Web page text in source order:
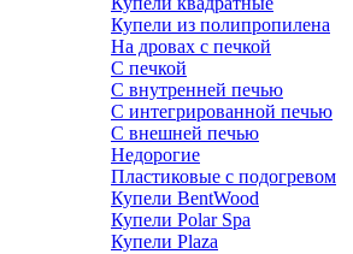
Купели из полипропилена
На дровах с печкой
С печкой
С внутренней печью
С интегрированной печью
С внешней печью
Недорогие
Пластиковые с подогревом
Купели BentWood
Купели Polar Spa
Купели Plaza